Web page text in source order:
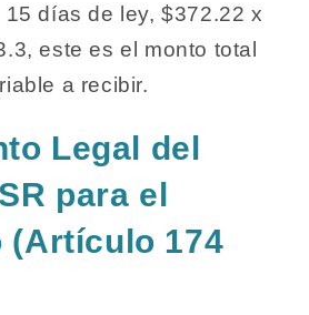
días de ley, $372.22 x
este es el monto total
a recibir.
Legal del
para el
(Artículo 174